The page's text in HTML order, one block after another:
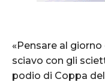
«Pensare al
sciavo con gli
podio di Coppa